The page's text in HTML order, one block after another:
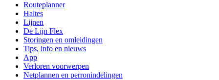
Routeplanner
Haltes
Lijnen
De Lijn Flex
Storingen en omleidingen
Tips, info en nieuws
App
Verloren voorwerpen
Netplannen en perronindelingen